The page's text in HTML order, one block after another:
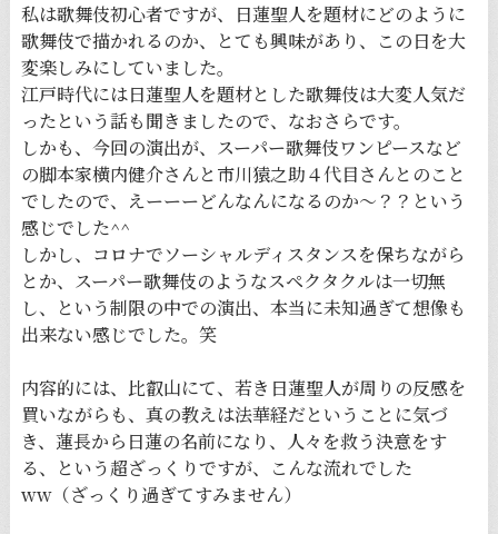
私は歌舞伎初心者ですが、日蓮聖人を題材にどのように
歌舞伎で描かれるのか、とても興味があり、この日を大
変楽しみにしていました。
江戸時代には日蓮聖人を題材とした歌舞伎は大変人気だ
ったという話も聞きましたので、なおさらです。
しかも、今回の演出が、スーパー歌舞伎ワンピースなど
の脚本家横内健介さんと市川猿之助４代目さんとのこと
でしたので、えーーーどんなんになるのか〜？？という
感じでした^^
しかし、コロナでソーシャルディスタンスを保ちながら
とか、スーパー歌舞伎のようなスペクタクルは一切無
し、という制限の中での演出、本当に未知過ぎて想像も
出来ない感じでした。笑
内容的には、比叡山にて、若き日蓮聖人が周りの反感を
買いながらも、真の教えは法華経だということに気づ
き、蓮長から日蓮の名前になり、人々を救う決意をす
る、という超ざっくりですが、こんな流れでした
ww（ざっくり過ぎてすみません）